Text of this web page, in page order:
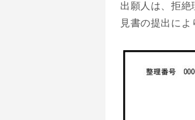
出願人は、拒
見書の提出に